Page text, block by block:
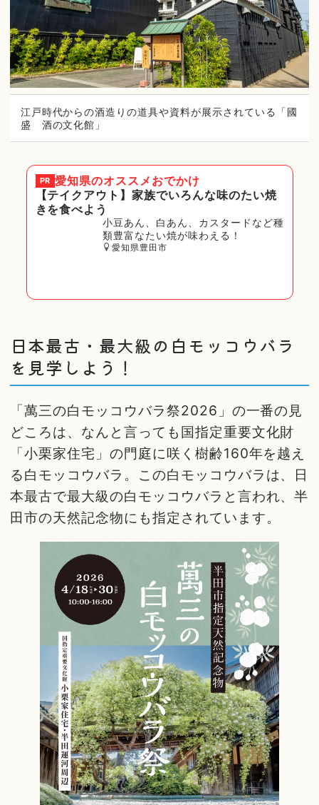
江戸時代からの酒造りの道具や資料が展示されている「國
盛 酒の文化館」
PR 愛知県のオススメおでかけ
【テイクアウト】家族でいろんな味のたい焼
きを食べよう
小豆あん、白あん、カスタードなど種
類豊富なたい焼が味わえる！
愛知県豊田市
日本最古・最大級の白モッコウバラ
を見学しよう！
「萬三の白モッコウバラ祭2026」の一番の見
どころは、なんと言っても国指定重要文化財
「小栗家住宅」の門庭に咲く樹齢160年を越え
る白モッコウバラ。この白モッコウバラは、日
本最古で最大級の白モッコウバラと言われ、半
田市の天然記念物にも指定されています。